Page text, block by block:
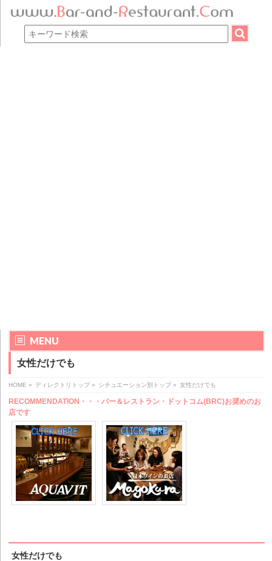
MENU
女性だけでも
HOME » ディレクトリトップ » シチュエーション別トップ » 女性だけでも
RECOMMENDATION・・・バー＆レストラン・ドットコム(BRC)お奨めのお
店です
女性だけでも